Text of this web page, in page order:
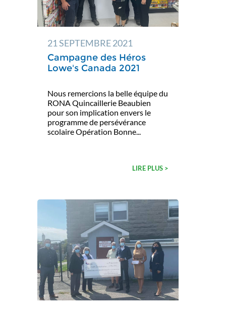
21 SEPTEMBRE 2021
Campagne des Héros
Lowe's Canada 2021
Nous remercions la belle équipe du
RONA Quincaillerie Beaubien
pour son implication envers le
programme de persévérance
scolaire Opération Bonne...
LIRE PLUS >